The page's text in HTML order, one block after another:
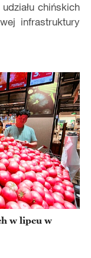
chińskich
infrastruktury
w lipcu w